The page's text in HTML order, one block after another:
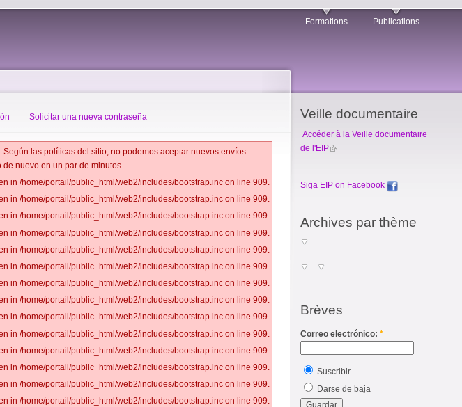
Formations Publications
Solicitar una nueva contraseña
las políticas del sitio, no podemos aceptar nuevos envíos
nuevo en un par de minutos.
in /home/portail/public_html/web2/includes/bootstrap.inc on line 909.
in /home/portail/public_html/web2/includes/bootstrap.inc on line 909.
in /home/portail/public_html/web2/includes/bootstrap.inc on line 909.
in /home/portail/public_html/web2/includes/bootstrap.inc on line 909.
in /home/portail/public_html/web2/includes/bootstrap.inc on line 909.
in /home/portail/public_html/web2/includes/bootstrap.inc on line 909.
in /home/portail/public_html/web2/includes/bootstrap.inc on line 909.
in /home/portail/public_html/web2/includes/bootstrap.inc on line 909.
in /home/portail/public_html/web2/includes/bootstrap.inc on line 909.
in /home/portail/public_html/web2/includes/bootstrap.inc on line 909.
in /home/portail/public_html/web2/includes/bootstrap.inc on line 909.
in /home/portail/public_html/web2/includes/bootstrap.inc on line 909.
in /home/portail/public_html/web2/includes/bootstrap.inc on line 909.
in /home/portail/public_html/web2/includes/bootstrap.inc on line 909.
Veille documentaire
Accéder à la Veille documentaire
de l'EIP
Siga EIP on Facebook
Archives par thème
Brèves
Correo electrónico: *
Suscribir
Darse de baja